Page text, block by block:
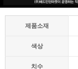
제품소재
색상
치수